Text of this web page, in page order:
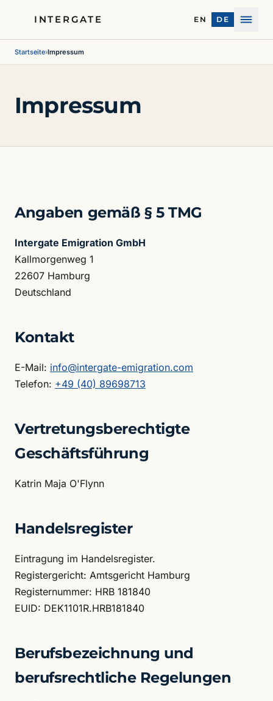
INTERGATE EN DE
Menü
Startseite›Impressum
Impressum
Angaben gemäß § 5 TMG
Intergate Emigration GmbH
Kallmorgenweg 1
22607 Hamburg
Deutschland
Kontakt
E-Mail: info@intergate-emigration.com
Telefon: +49 (40) 89698713
Vertretungsberechtigte
Geschäftsführung
Katrin Maja O'Flynn
Handelsregister
Eintragung im Handelsregister.
Registergericht: Amtsgericht Hamburg
Registernummer: HRB 181840
EUID: DEK1101R.HRB181840
Berufsbezeichnung und
berufsrechtliche Regelungen